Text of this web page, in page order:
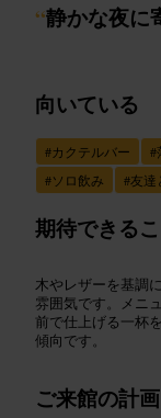
“静かな夜に
向いている
#カクテルバー #
#ソロ飲み #友達
期待できる
木やレザーを基調
雰囲気です。メニ
前で仕上げる一杯
傾向です。
ご来館の計画